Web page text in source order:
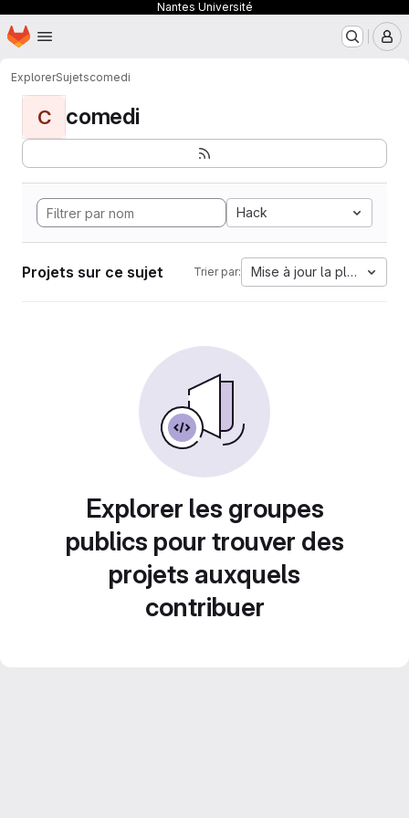
Nantes Université
Passer au contenu principal
Page d'accueil
ExplorerSujetscomedi
C comedi
Hack
Projets sur ce sujet Trier par: Mise à jour la plus
Explorer les groupes
publics pour trouver des
projets auxquels
contribuer